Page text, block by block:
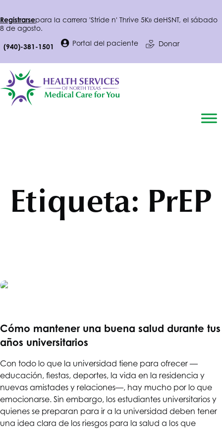
Registrarsepara la carrera 'Stride n' Thrive 5K» deHSNT, el sábado
8 de agosto.
(940)-381-1501 Portal del paciente Donar
Etiqueta: PrEP
Cómo mantener una buena salud durante tus
años universitarios
Con todo lo que la universidad tiene para ofrecer —
educación, fiestas, deportes, la vida en la residencia y
nuevas amistades y relaciones—, hay mucho por lo que
emocionarse. Sin embargo, los estudiantes universitarios y
quienes se preparan para ir a la universidad deben tener
una idea clara de los riesgos para la salud a los que